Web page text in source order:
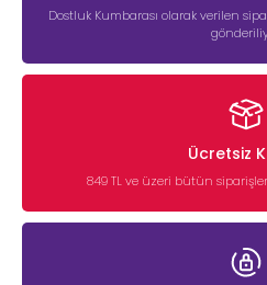
Dostluk Kumbarası olarak verilen
Ücretsiz
849 TL ve üzeri bütün